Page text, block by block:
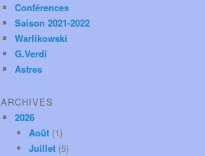
Conférences
Saison 2021-2022
Warlikowski
G.Verdi
Astres
ARCHIVES
2026
Août (1)
Juillet (5)